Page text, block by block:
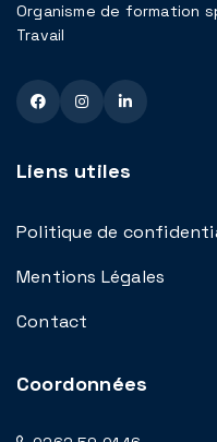
Organisme de formation
Travail
Liens utiles
Politique de
Mentions Légales
Contact
Coordonnées